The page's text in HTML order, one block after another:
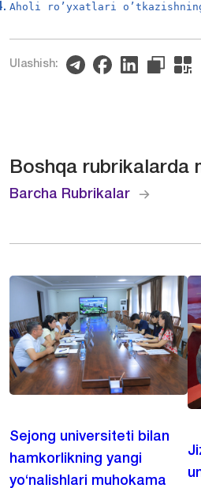
Aholi ro’yxatlari
Ulashish:
Boshqa rubrikalarda
Barcha Rubrikalar
Sejong universiteti bilan
hamkorlikning yangi
yo‘nalishlari muhokama